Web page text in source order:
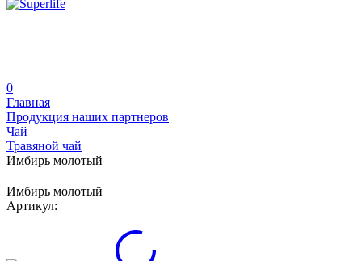
0
Главная
Продукция наших партнеров
Чай
Травяной чай
Имбирь молотый
Имбирь молотый
Артикул: